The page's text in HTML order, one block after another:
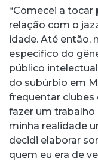
“Comecei a tocar
relação com o
idade. Até então,
específico do
público
do subúrbio em
frequentar clubes
fazer um
minha realidade
decidi elaborar
quem eu era de